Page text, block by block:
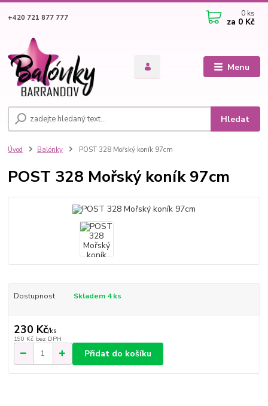
Menu
Hledat
+420 721 877 777 0 ks
za 0 Kč
Úvod Balónky POST 328 Mořský koník 97cm
POST 328 Mořský koník 97cm
Dostupnost Skladem 4 ks
230 Kč/ks
190 Kč bez DPH
Přidat do košíku